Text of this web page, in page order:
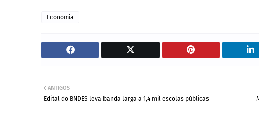
Economia
ANTIGOS
Edital do BNDES leva banda larga a 1,4 mil escolas públicas